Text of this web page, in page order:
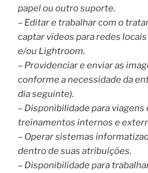
papel ou outro suporte.
– Editar e trabalhar com o
captar vídeos para redes
e/ou Lightroom.
– Providenciar e enviar as
conforme a necessidade da
dia seguinte).
– Disponibilidade para viagens
treinamentos internos e
– Operar sistemas
dentro de suas atribuições.
– Disponibilidade para